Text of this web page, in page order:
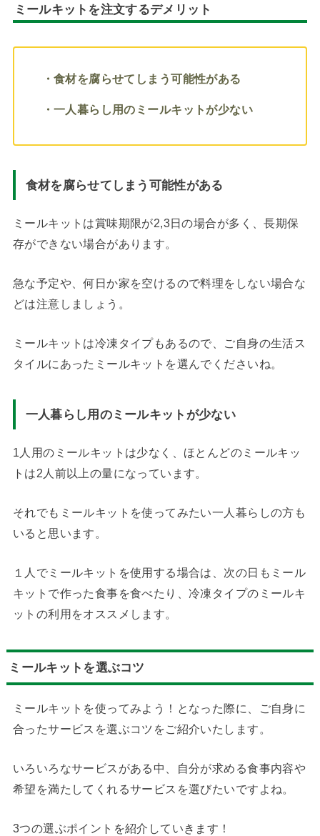
ミールキットを注文するデメリット
・食材を腐らせてしまう可能性がある
・一人暮らし用のミールキットが少ない
食材を腐らせてしまう可能性がある
ミールキットは賞味期限が2,3日の場合が多く、長期保
存ができない場合があります。
急な予定や、何日か家を空けるので料理をしない場合な
どは注意しましょう。
ミールキットは冷凍タイプもあるので、ご自身の生活ス
タイルにあったミールキットを選んでくださいね。
一人暮らし用のミールキットが少ない
1人用のミールキットは少なく、ほとんどのミールキッ
トは2人前以上の量になっています。
それでもミールキットを使ってみたい一人暮らしの方も
いると思います。
１人でミールキットを使用する場合は、次の日もミール
キットで作った食事を食べたり、冷凍タイプのミールキ
ットの利用をオススメします。
ミールキットを選ぶコツ
ミールキットを使ってみよう！となった際に、ご自身に
合ったサービスを選ぶコツをご紹介いたします。
いろいろなサービスがある中、自分が求める食事内容や
希望を満たしてくれるサービスを選びたいですよね。
3つの選ぶポイントを紹介していきます！